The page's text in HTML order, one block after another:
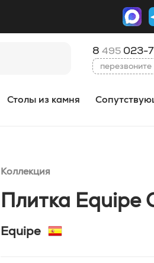
8 495 023-
Столы из камня
Коллекция
Плитка Equipe
Equipe